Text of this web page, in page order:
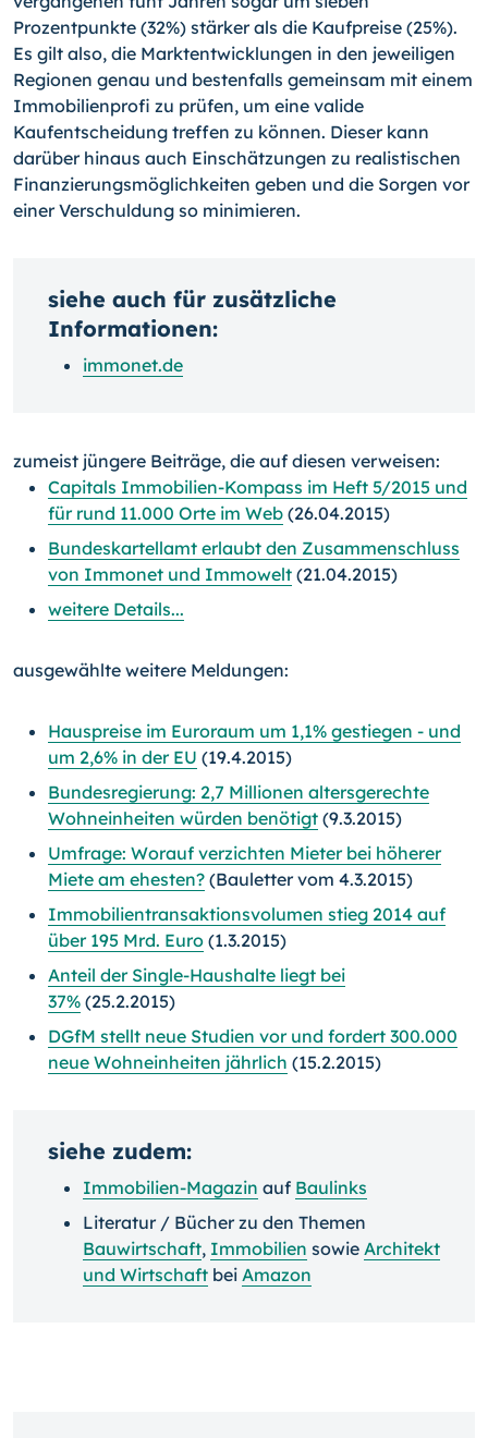
Prozentpunkte (32%) stärker als die Kaufpreise (25%).
Es gilt also, die Marktentwicklungen in den jeweiligen
Regionen genau und bestenfalls gemeinsam mit einem
Immobilienprofi zu prüfen, um eine valide
Kaufentscheidung treffen zu können. Dieser kann
darüber hinaus auch Einschätzungen zu realistischen
Finanzierungsmög­lichkeiten geben und die Sorgen vor
einer Verschuldung so minimieren.
siehe auch für zusätzliche
Informationen:
immonet.de
zumeist jüngere Beiträge, die auf diesen verweisen:
Capitals Immobilien-Kompass im Heft 5/2015 und
für rund 11.000 Orte im Web (26.04.2015)
Bundeskartellamt erlaubt den Zusammenschluss
von Immonet und Immowelt (21.04.2015)
weitere Details...
ausgewählte weitere Meldungen:
Hauspreise im Euroraum um 1,1% gestiegen - und
um 2,6% in der EU (19.4.2015)
Bundesregierung: 2,7 Millionen altersgerechte
Wohneinheiten würden benötigt (9.3.2015)
Umfrage: Worauf verzichten Mieter bei höherer
Miete am ehesten? (Bauletter vom 4.3.2015)
Immobilientransaktionsvolumen stieg 2014 auf
über 195 Mrd. Euro (1.3.2015)
Anteil der Single-Haushalte liegt bei
37% (25.2.2015)
DGfM stellt neue Studien vor und fordert 300.000
neue Wohneinheiten jährlich (15.2.2015)
siehe zudem:
Immobilien-Magazin auf Baulinks
Literatur / Bücher zu den Themen
Bauwirtschaft, Immobilien sowie Architekt
und Wirtschaft bei Amazon